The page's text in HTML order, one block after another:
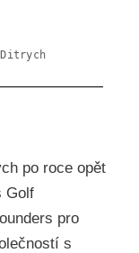
Ditrych
po roce opět
Golf
pro
s